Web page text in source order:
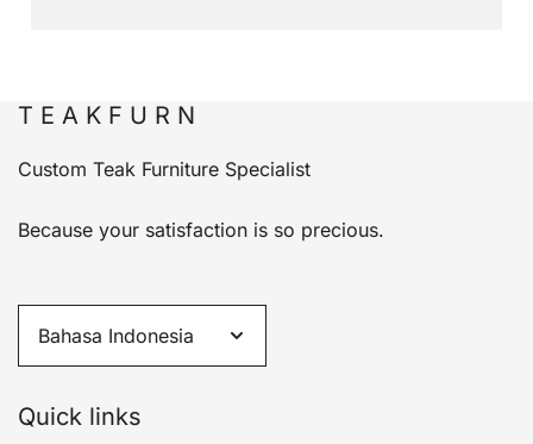
T E A K F U R N
Custom Teak Furniture Specialist
Because your satisfaction is so precious.
Quick links